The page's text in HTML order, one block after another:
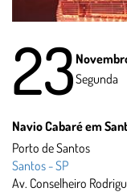
23Segunda
Navio Cabaré em
Porto de Santos
Santos - SP
Av. Conselheiro